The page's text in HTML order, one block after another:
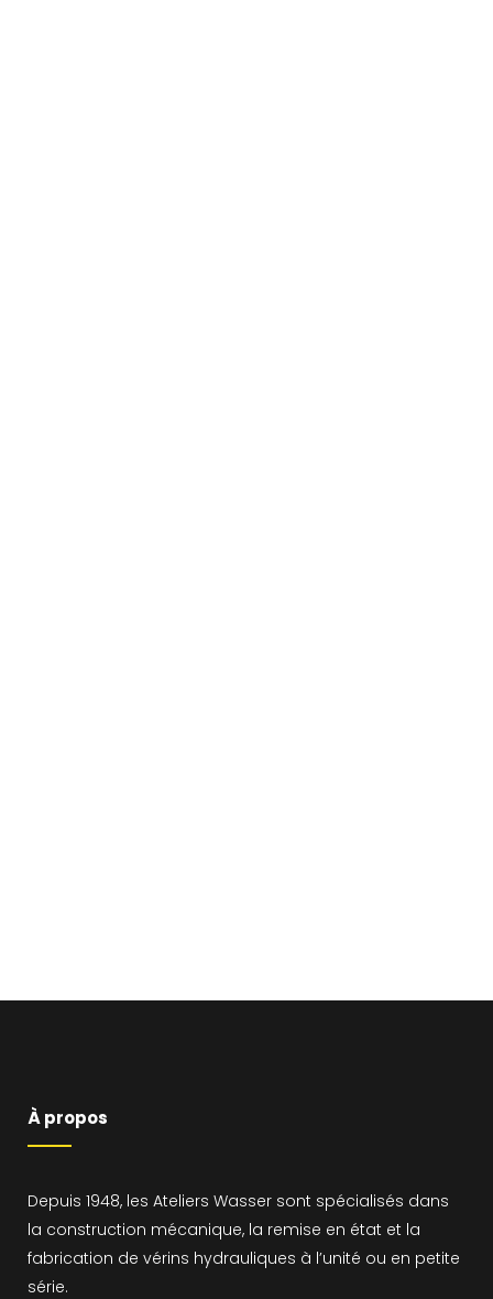
À propos
Depuis 1948, les Ateliers Wasser sont spécialisés dans
la construction mécanique, la remise en état et la
fabrication de vérins hydrauliques à l’unité ou en petite
série.